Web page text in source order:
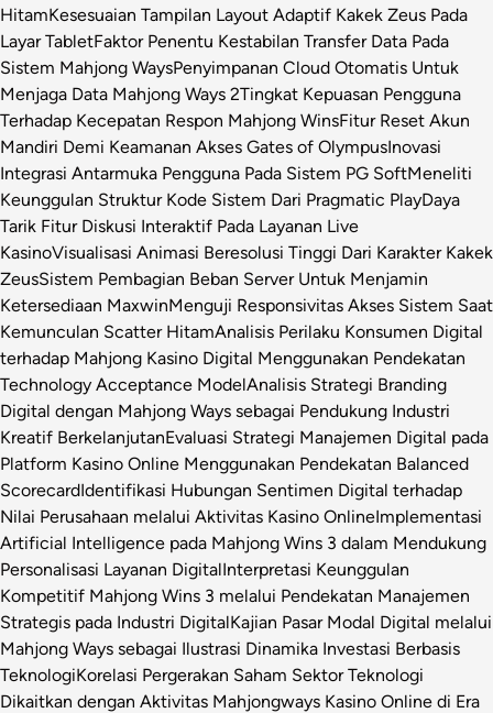
HitamKesesuaian Tampilan Layout Adaptif Kakek Zeus Pada
Layar TabletFaktor Penentu Kestabilan Transfer Data Pada
Sistem Mahjong WaysPenyimpanan Cloud Otomatis Untuk
Menjaga Data Mahjong Ways 2Tingkat Kepuasan Pengguna
Terhadap Kecepatan Respon Mahjong WinsFitur Reset Akun
Mandiri Demi Keamanan Akses Gates of OlympusInovasi
Integrasi Antarmuka Pengguna Pada Sistem PG SoftMeneliti
Keunggulan Struktur Kode Sistem Dari Pragmatic PlayDaya
Tarik Fitur Diskusi Interaktif Pada Layanan Live
KasinoVisualisasi Animasi Beresolusi Tinggi Dari Karakter Kakek
ZeusSistem Pembagian Beban Server Untuk Menjamin
Ketersediaan MaxwinMenguji Responsivitas Akses Sistem Saat
Kemunculan Scatter HitamAnalisis Perilaku Konsumen Digital
terhadap Mahjong Kasino Digital Menggunakan Pendekatan
Technology Acceptance ModelAnalisis Strategi Branding
Digital dengan Mahjong Ways sebagai Pendukung Industri
Kreatif BerkelanjutanEvaluasi Strategi Manajemen Digital pada
Platform Kasino Online Menggunakan Pendekatan Balanced
ScorecardIdentifikasi Hubungan Sentimen Digital terhadap
Nilai Perusahaan melalui Aktivitas Kasino OnlineImplementasi
Artificial Intelligence pada Mahjong Wins 3 dalam Mendukung
Personalisasi Layanan DigitalInterpretasi Keunggulan
Kompetitif Mahjong Wins 3 melalui Pendekatan Manajemen
Strategis pada Industri DigitalKajian Pasar Modal Digital melalui
Mahjong Ways sebagai Ilustrasi Dinamika Investasi Berbasis
TeknologiKorelasi Pergerakan Saham Sektor Teknologi
Dikaitkan dengan Aktivitas Mahjongways Kasino Online di Era